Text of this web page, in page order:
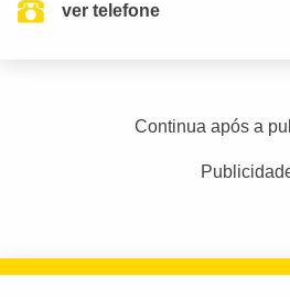
ver telefone
Continua após a